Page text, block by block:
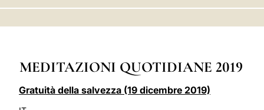
MEDITAZIONI QUOTIDIANE 2019
Gratuità della salvezza (19 dicembre 2019)